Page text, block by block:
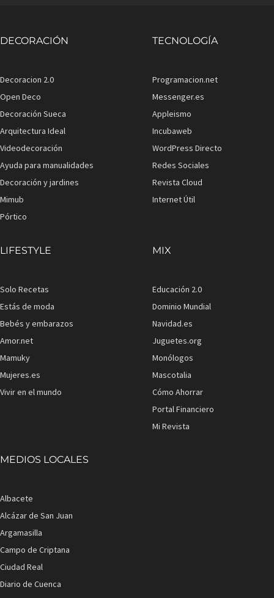
DECORACIÓN
Decoracion 2.0
Open Deco
Decoración Sueca
Arquitectura Ideal
Videodecoración
Ayuda para manualidades
Decoración y jardines
Mimub
Pórtico
TECNOLOGÍA
Programacion.net
Messenger.es
Appleismo
Incubaweb
WordPress Directo
Redes Sociales
Revista Cloud
Internet Útil
LIFESTYLE
Solo Recetas
Estás de moda
Bebés y embarazos
Amor.net
Mamuky
Mujeres.es
Vivir en el mundo
MIX
Educación 2.0
Dominio Mundial
Navidad.es
Juguetes.org
Monólogos
Mascotalia
Cómo Ahorrar
Portal Financiero
Mi Revista
MEDIOS LOCALES
Albacete
Alcázar de San Juan
Argamasilla
Campo de Criptana
Ciudad Real
Diario de Cuenca